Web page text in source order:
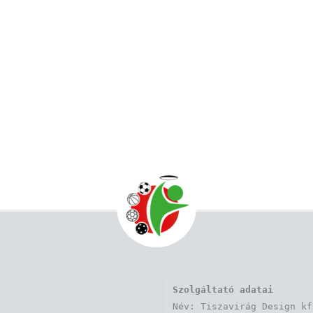
Szolgáltató adatai
Név: Tiszavirág Design